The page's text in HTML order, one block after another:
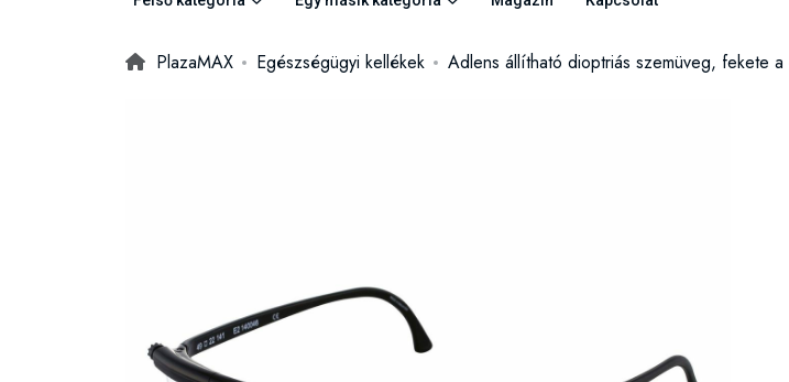
PlazaMAX Egészségügyi kellékek
Adlens állítható dioptriás szemüveg, fekete